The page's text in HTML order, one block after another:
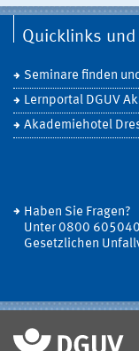
Quicklinks und
Seminare finden
Lernportal DGUV
Akademiehotel
Haben Sie Fragen?
Unter 0800
Gesetzlichen